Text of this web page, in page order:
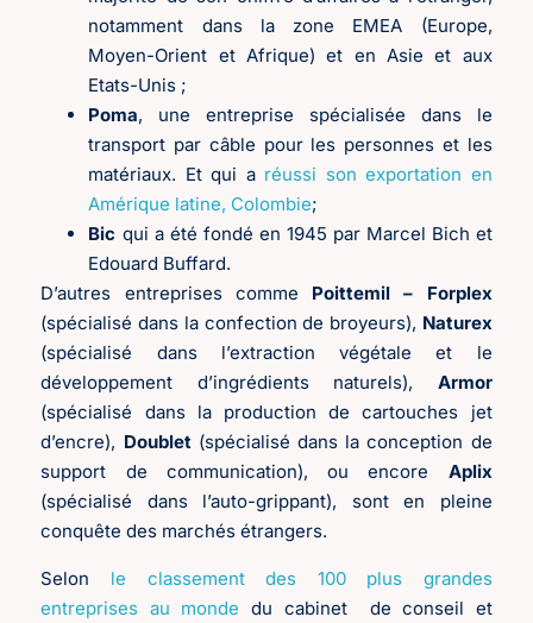
notamment dans la zone EMEA (Europe,
Moyen-Orient et Afrique) et en Asie et aux
Etats-Unis ;
Poma, une entreprise spécialisée dans le
transport par câble pour les personnes et les
matériaux. Et qui a réussi son exportation en
Amérique latine, Colombie;
Bic qui a été fondé en 1945 par Marcel Bich et
Edouard Buffard.
D’autres entreprises comme Poittemil – Forplex
(spécialisé dans la confection de broyeurs), Naturex
(spécialisé dans l’extraction végétale et le
développement d’ingrédients naturels), Armor
(spécialisé dans la production de cartouches jet
d’encre), Doublet (spécialisé dans la conception de
support de communication), ou encore Aplix
(spécialisé dans l’auto-grippant), sont en pleine
conquête des marchés étrangers.
Selon le classement des 100 plus grandes
entreprises au monde du cabinet de conseil et